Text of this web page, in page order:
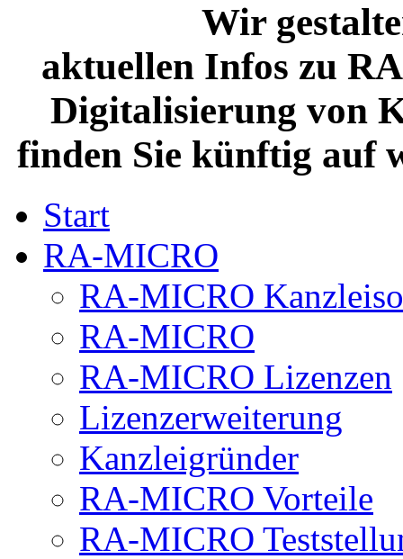
Wir gestalten
aktuellen Infos zu
Digitalisierung von
finden Sie künftig auf
Start
RA-MICRO
RA-MICRO
RA-MICRO
RA-MICRO Lizenzen
Lizenzerweiterung
Kanzleigründer
RA-MICRO Vorteile
RA-MICRO